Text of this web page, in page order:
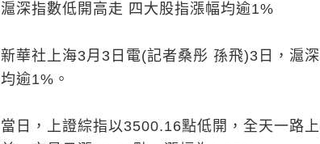
滬深指數低開高走 四大股指漲幅均逾1%
新華社上海3月3日電(記者桑彤 孫飛)3日，滬
均逾1%。
當日，上證綜指以3500.16點低開，全天一路